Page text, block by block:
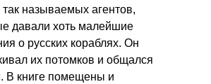
так называемых агентов,
давали хоть малейшие
о русских кораблях. Он
их потомков и общался
В книге помещены и